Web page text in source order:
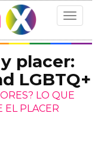
Toggle
placer:
LGBTQ+
LO QUE
EL PLACER